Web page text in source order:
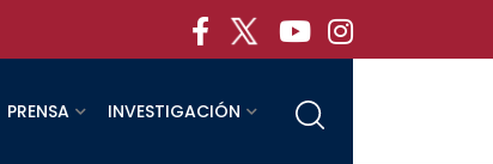
PRENSA INVESTIGACIÓN